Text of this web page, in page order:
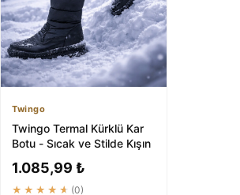
Twingo
Twingo Termal Kürklü Kar
Botu - Sıcak ve Stilde Kışın
1.085,99 ₺
★★★★★ (0)